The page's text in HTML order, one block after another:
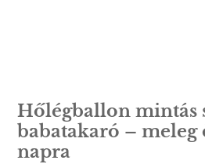
Hőlégballon mintás
babatakaró –
napra